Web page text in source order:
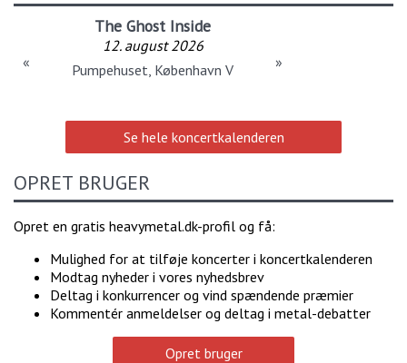
The Ghost Inside
12. august 2026
Pumpehuset, København V
« »
Se hele koncertkalenderen
OPRET BRUGER
Opret en gratis heavymetal.dk-profil og få:
Mulighed for at tilføje koncerter i koncertkalenderen
Modtag nyheder i vores nyhedsbrev
Deltag i konkurrencer og vind spændende præmier
Kommentér anmeldelser og deltag i metal-debatter
Opret bruger